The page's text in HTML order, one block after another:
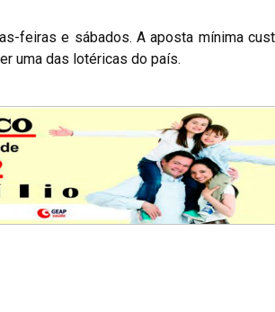
feiras e sábados. A aposta mínima
uma das lotéricas do país.